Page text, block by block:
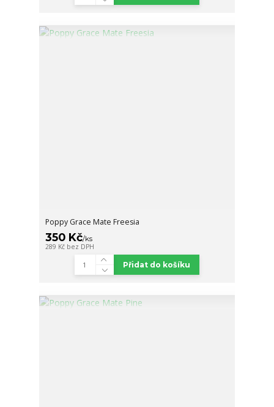
Poppy Grace Mate Freesia
350 Kč/ks
289 Kč bez DPH
Přidat do košíku